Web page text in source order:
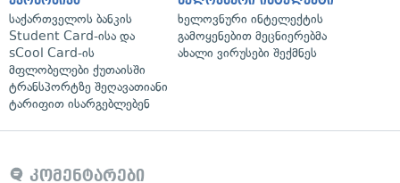
საქართველოს ბანკის
Student Card-ისა და
sCool Card-ის
მფლობელები ქუთაისში
ტრანსპორტზე შეღავათიანი
ტარიფით ისარგებლებენ
ხელოვნური ინტელექტის
გამოყენებით მეცნიერებმა
ახალი ვირუსები შექმნეს
კომენტარები